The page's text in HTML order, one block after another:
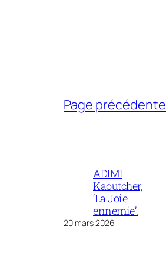
Page précédente
ADIMI
Kaoutcher,
‘La Joie
ennemie’.
20 mars 2026